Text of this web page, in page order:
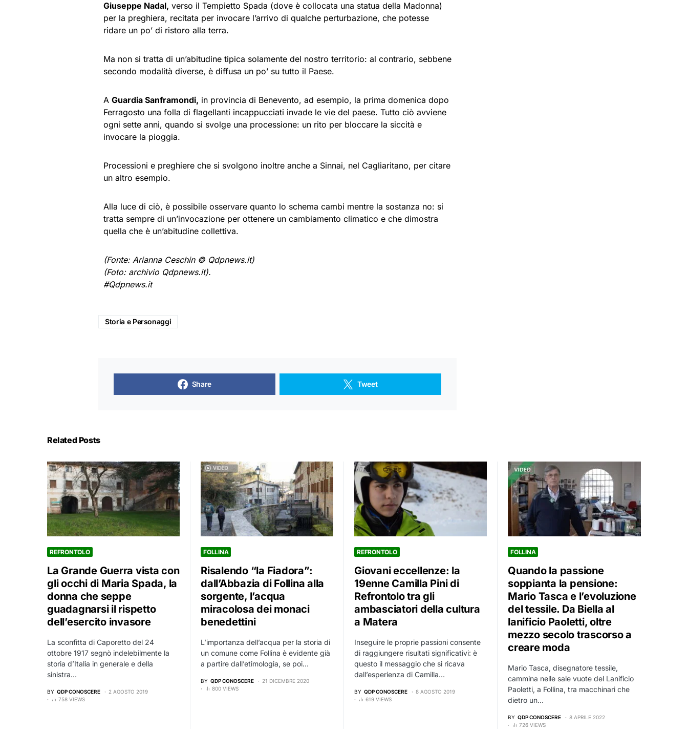
Giuseppe Nadal, verso il Tempietto Spada (dove è collocata una statua della Madonna)
per la preghiera, recitata per invocare l’arrivo di qualche perturbazione, che potesse
ridare un po’ di ristoro alla terra.
Ma non si tratta di un’abitudine tipica solamente del nostro territorio: al contrario, sebbene
secondo modalità diverse, è diffusa un po’ su tutto il Paese.
A Guardia Sanframondi, in provincia di Benevento, ad esempio, la prima domenica dopo
Ferragosto una folla di flagellanti incappucciati invade le vie del paese. Tutto ciò avviene
ogni sette anni, quando si svolge una processione: un rito per bloccare la siccità e
invocare la pioggia.
Processioni e preghiere che si svolgono inoltre anche a Sinnai, nel Cagliaritano, per citare
un altro esempio.
Alla luce di ciò, è possibile osservare quanto lo schema cambi mentre la sostanza no: si
tratta sempre di un’invocazione per ottenere un cambiamento climatico e che dimostra
quella che è un’abitudine collettiva.
(Fonte: Arianna Ceschin © Qdpnews.it)
(Foto: archivio Qdpnews.it).
#Qdpnews.it
Storia e Personaggi
Share Tweet
Related Posts
REFRONTOLO
La Grande Guerra vista con
gli occhi di Maria Spada, la
donna che seppe
guadagnarsi il rispetto
dell’esercito invasore
La sconfitta di Caporetto del 24
ottobre 1917 segnò indelebilmente la
storia d’Italia in generale e della
sinistra…
BY QDP CONOSCERE
2 AGOSTO 2019
758 VIEWS
FOLLINA
Risalendo “la Fiadora”:
dall’Abbazia di Follina alla
sorgente, l’acqua
miracolosa dei monaci
benedettini
L’importanza dell’acqua per la storia di
un comune come Follina è evidente già
a partire dall’etimologia, se poi…
BY QDP CONOSCERE
21 DICEMBRE 2020
800 VIEWS
REFRONTOLO
Giovani eccellenze: la
19enne Camilla Pini di
Refrontolo tra gli
ambasciatori della cultura
a Matera
Inseguire le proprie passioni consente
di raggiungere risultati significativi: è
questo il messaggio che si ricava
dall’esperienza di Camilla…
BY QDP CONOSCERE
8 AGOSTO 2019
619 VIEWS
FOLLINA
Quando la passione
soppianta la pensione:
Mario Tasca e l’evoluzione
del tessile. Da Biella al
lanificio Paoletti, oltre
mezzo secolo trascorso a
creare moda
Mario Tasca, disegnatore tessile,
cammina nelle sale vuote del Lanificio
Paoletti, a Follina, tra macchinari che
dietro un…
BY QDP CONOSCERE
8 APRILE 2022
726 VIEWS